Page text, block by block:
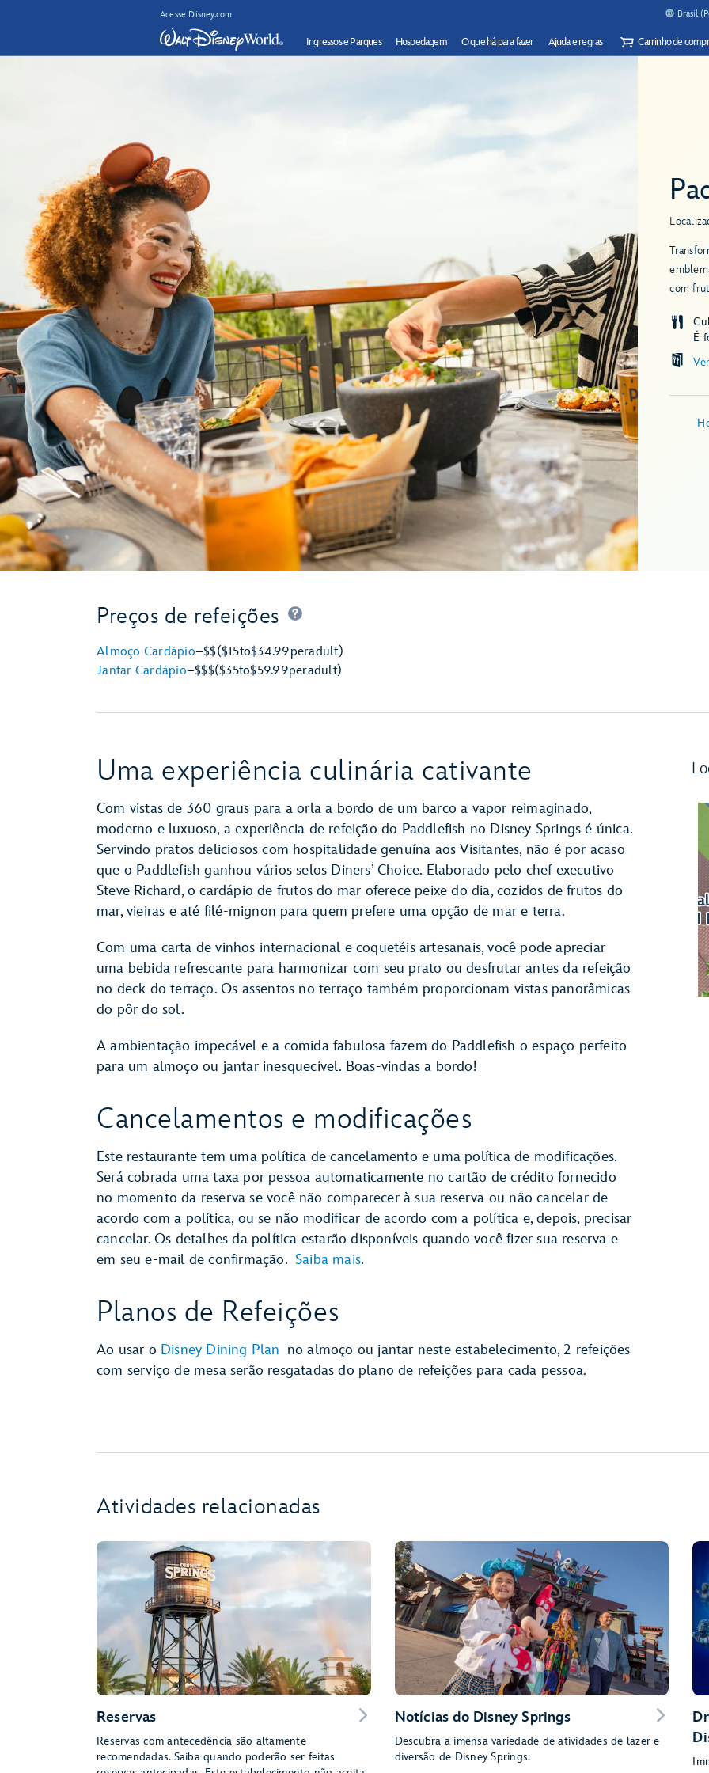
Acesse Disney.com Brasil
Ingressos e Parques Hospedagem O que há para fazer Ajuda e regras Carrinho de
com
É
Preços de refeições
Almoço Cardápio–$$($15to$34.99peradult)
Jantar Cardápio–$$$($35to$59.99peradult)
Uma experiência culinária cativante
Com vistas de 360 graus para a orla a bordo de um barco a vapor reimaginado,
moderno e luxuoso, a experiência de refeição do Paddlefish no Disney Springs é única.
Servindo pratos deliciosos com hospitalidade genuína aos Visitantes, não é por acaso
que o Paddlefish ganhou vários selos Diners’ Choice. Elaborado pelo chef executivo
Steve Richard, o cardápio de frutos do mar oferece peixe do dia, cozidos de frutos do
mar, vieiras e até filé-mignon para quem prefere uma opção de mar e terra.
Com uma carta de vinhos internacional e coquetéis artesanais, você pode apreciar
uma bebida refrescante para harmonizar com seu prato ou desfrutar antes da refeição
no deck do terraço. Os assentos no terraço também proporcionam vistas panorâmicas
do pôr do sol.
A ambientação impecável e a comida fabulosa fazem do Paddlefish o espaço perfeito
para um almoço ou jantar inesquecível. Boas-vindas a bordo!
Cancelamentos e modificações
Este restaurante tem uma política de cancelamento e uma política de modificações.
Será cobrada uma taxa por pessoa automaticamente no cartão de crédito fornecido
no momento da reserva se você não comparecer à sua reserva ou não cancelar de
acordo com a política, ou se não modificar de acordo com a política e, depois, precisar
cancelar. Os detalhes da política estarão disponíveis quando você fizer sua reserva e
em seu e-mail de confirmação. Saiba mais.
Planos de Refeições
Ao usar o Disney Dining Plan no almoço ou jantar neste estabelecimento, 2 refeições
com serviço de mesa serão resgatadas do plano de refeições para cada pessoa.
Atividades relacionadas
Reservas
Reservas com antecedência são altamente
recomendadas. Saiba quando poderão ser feitas
Notícias do Disney Springs
Descubra a imensa variedade de atividades de lazer e
diversão de Disney Springs.